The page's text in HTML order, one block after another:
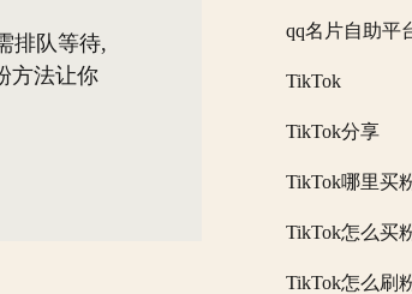
排队等待,
方法让你
qq名片自助平
TikTok
TikTok分享
TikTok哪里买
TikTok怎么买
TikTok怎么刷